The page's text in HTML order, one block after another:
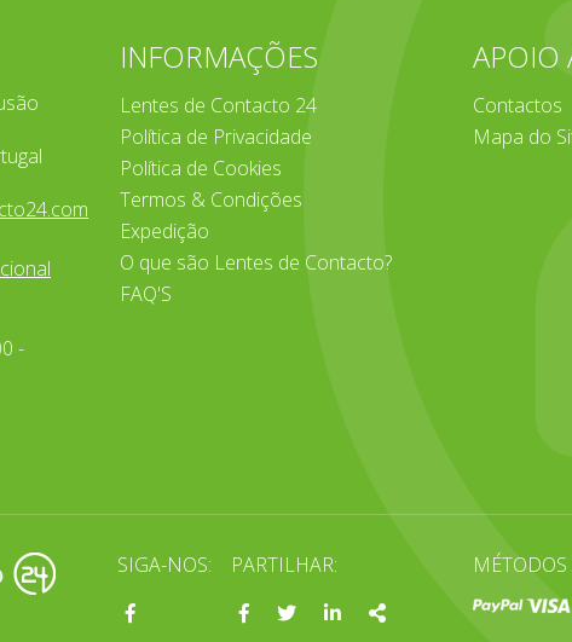
-
INFORMAÇÕES
Lentes de Contacto 24
Política de Privacidade
Política de Cookies
Termos & Condições
Expedição
O que são Lentes de Contacto?
FAQ'S
APOIO
Contactos
Mapa do
SIGA-NOS:
Página
PARTILHAR:
Facebook
TwitterLinkedinShare